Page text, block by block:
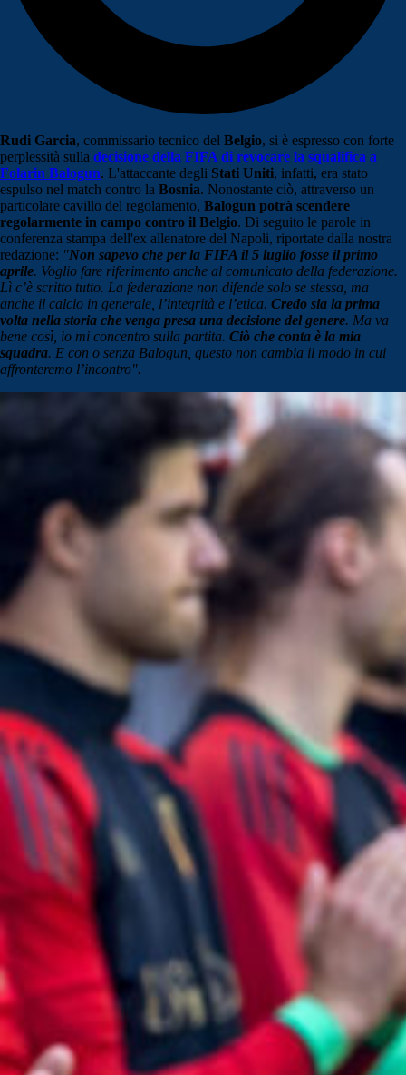
Rudi Garcia, commissario tecnico del Belgio, si è espresso con forte
perplessità sulla decisione della FIFA di revocare la squalifica a
Folarin Balogun. L'attaccante degli Stati Uniti, infatti, era stato
espulso nel match contro la Bosnia. Nonostante ciò, attraverso un
particolare cavillo del regolamento, Balogun potrà scendere
regolarmente in campo contro il Belgio. Di seguito le parole in
conferenza stampa dell'ex allenatore del Napoli, riportate dalla nostra
redazione: "Non sapevo che per la FIFA il 5 luglio fosse il primo
aprile. Voglio fare riferimento anche al comunicato della federazione.
Lì c’è scritto tutto. La federazione non difende solo se stessa, ma
anche il calcio in generale, l’integrità e l’etica. Credo sia la prima
volta nella storia che venga presa una decisione del genere. Ma va
bene così, io mi concentro sulla partita. Ciò che conta è la mia
squadra. E con o senza Balogun, questo non cambia il modo in cui
affronteremo l’incontro".